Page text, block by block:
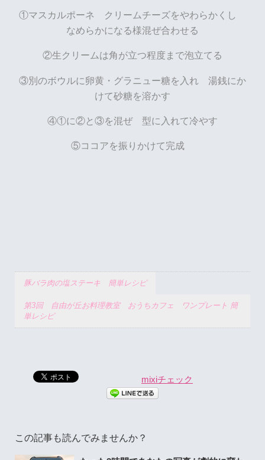
①マスカルポーネ クリームチーズをやわらかくし
なめらかになる様混ぜ合わせる
②生クリームは角が立つ程度まで泡立てる
③別のボウルに卵黄・グラニュー糖を入れ 湯銭にか
けて砂糖を溶かす
④①に②と③を混ぜ 型に入れて冷やす
⑤ココアを振りかけて完成
豚バラ肉の塩ステーキ 簡単レシピ
第3回 自由が丘お料理教室 おうちカフェ ワンプレート 簡
単レシピ
mixiチェック
この記事も読んでみませんか？